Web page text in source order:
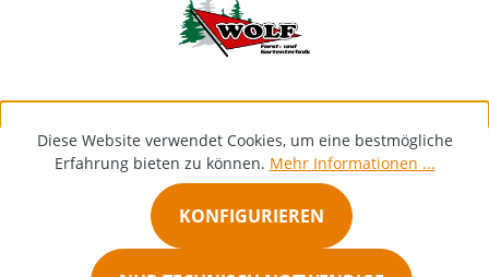
Diese Website verwendet Cookies, um eine bestmögliche
Erfahrung bieten zu können. Mehr Informationen ...
KONFIGURIEREN